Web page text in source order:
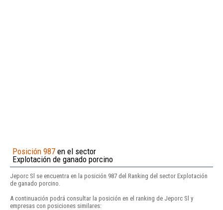
Posición 987 en el sector
Explotación de ganado porcino
Jeporc Sl se encuentra en la posición 987 del Ranking del sector Explotación
de ganado porcino.
A continuación podrá consultar la posición en el ranking de Jeporc Sl y
empresas con posiciones similares: